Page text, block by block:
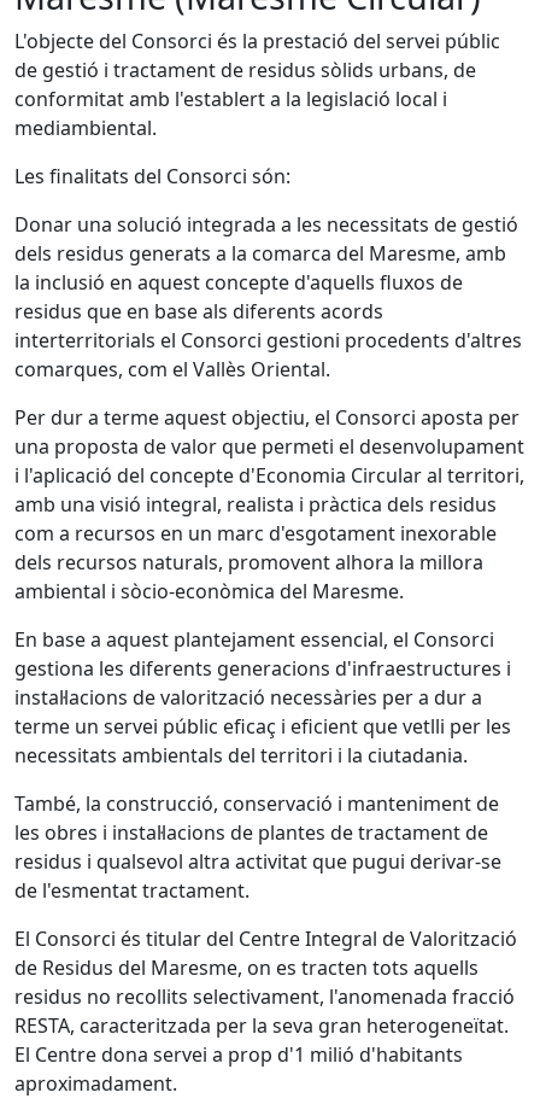
L'objecte del Consorci és la prestació del servei públic
de gestió i tractament de residus sòlids urbans, de
conformitat amb l'establert a la legislació local i
mediambiental.
Les finalitats del Consorci són:
Donar una solució integrada a les necessitats de gestió
dels residus generats a la comarca del Maresme, amb
la inclusió en aquest concepte d'aquells fluxos de
residus que en base als diferents acords
interterritorials el Consorci gestioni procedents d'altres
comarques, com el Vallès Oriental.
Per dur a terme aquest objectiu, el Consorci aposta per
una proposta de valor que permeti el desenvolupament
i l'aplicació del concepte d'Economia Circular al territori,
amb una visió integral, realista i pràctica dels residus
com a recursos en un marc d'esgotament inexorable
dels recursos naturals, promovent alhora la millora
ambiental i sòcio-econòmica del Maresme.
En base a aquest plantejament essencial, el Consorci
gestiona les diferents generacions d'infraestructures i
instal·lacions de valorització necessàries per a dur a
terme un servei públic eficaç i eficient que vetlli per les
necessitats ambientals del territori i la ciutadania.
També, la construcció, conservació i manteniment de
les obres i instal·lacions de plantes de tractament de
residus i qualsevol altra activitat que pugui derivar-se
de l'esmentat tractament.
El Consorci és titular del Centre Integral de Valorització
de Residus del Maresme, on es tracten tots aquells
residus no recollits selectivament, l'anomenada fracció
RESTA, caracteritzada per la seva gran heterogeneïtat.
El Centre dona servei a prop d'1 milió d'habitants
aproximadament.